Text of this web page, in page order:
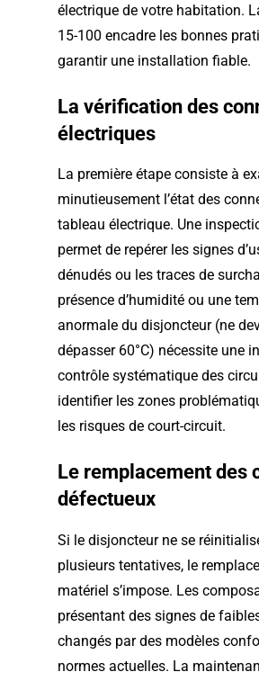
électrique de votre habitation.
15-100 encadre les bonnes
garantir une installation fiable.
La vérification des
électriques
La première étape consiste à
minutieusement l’état des
tableau électrique. Une
permet de repérer les signes
dénudés ou les traces de
présence d’humidité ou une
anormale du disjoncteur (ne
dépasser 60°C) nécessite une
contrôle systématique des
identifier les zones
les risques de court-circuit.
Le remplacement des
défectueux
Si le disjoncteur ne se
plusieurs tentatives, le
matériel s’impose. Les
présentant des signes de
changés par des modèles
normes actuelles. La